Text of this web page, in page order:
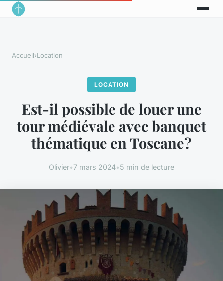
Accueil›Location
LOCATION
Est-il possible de louer une
tour médiévale avec banquet
thématique en Toscane?
Olivier•7 mars 2024•5 min de lecture